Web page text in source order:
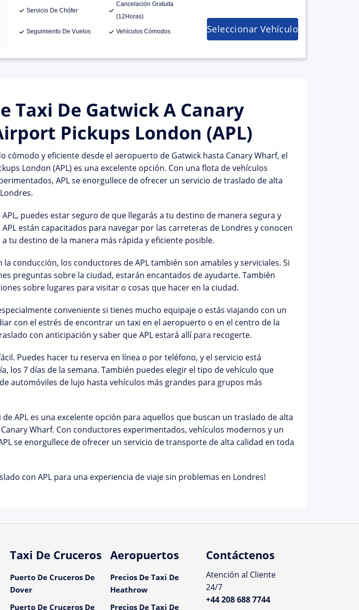
Servicio De Chófer
Cancelación Gratuita
(12Horas)
Seguimiento De Vuelos Vehículos Cómodos Seleccionar Vehículo
Taxi De Gatwick A Canary
Pickups London (APL)
cómodo y eficiente desde el aeropuerto de Gatwick hasta Canary Wharf, el
London (APL) es una excelente opción. Con una flota de vehículos
APL se enorgullece de ofrecer un servicio de traslado de alta
puedes estar seguro de que llegarás a tu destino de manera segura y
están capacitados para navegar por las carreteras de Londres y conocen
tu destino de la manera más rápida y eficiente posible.
la conducción, los conductores de APL también son amables y serviciales. Si
preguntas sobre la ciudad, estarán encantados de ayudarte. También
sobre lugares para visitar o cosas que hacer en la ciudad.
conveniente si tienes mucho equipaje o estás viajando con un
con el estrés de encontrar un taxi en el aeropuerto o en el centro de la
con anticipación y saber que APL estará allí para recogerte.
Puedes hacer tu reserva en línea o por teléfono, y el servicio está
los 7 días de la semana. También puedes elegir el tipo de vehículo que
automóviles de lujo hasta vehículos más grandes para grupos más
de APL es una excelente opción para aquellos que buscan un traslado de alta
Wharf. Con conductores experimentados, vehículos modernos y un
se enorgullece de ofrecer un servicio de transporte de alta calidad en toda
con APL para una experiencia de viaje sin problemas en Londres!
Taxi De Cruceros
Puerto De Cruceros De
Dover
Puerto De Cruceros De
Aeropuertos
Precios De Taxi De
Heathrow
Precios De Taxi De
Contáctenos
Atención al Cliente
24/7
+44 208 688 7744